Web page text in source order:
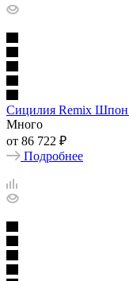
Сицилия Remix Шпон
Много
от 86 722 ₽
Подробнее